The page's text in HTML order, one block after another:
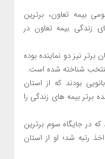
بیمه تعاون، برترین
زندگی بیمه تعاون در
برتر نیز دو نماینده بوده
منتخب شناخته شده است.
بودند که از استان
برتر بیمه های زندگی را
در جایگاه سوم برترین
رتبه شد؛ او از استان